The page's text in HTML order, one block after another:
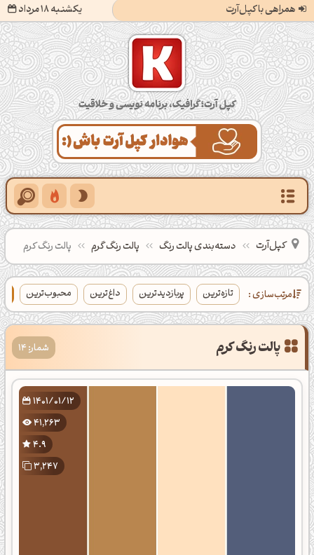
همراهی با کپل‌آرت یکشنبه 18 مرداد
کپل‌آرت؛ گرافیک، برنامه‌نویسی و خلاقیت
کپل‌آرت دسته‌بندی‌ پالت‌ رنگ پالت رنگ گرم پالت رنگ کرم
مرتب‌سازی : تازه‌ترین پربازدیدترین داغ‌ترین محبوب‌ترین
شمار: 14
1401/01/12
41,263
4.9
3,247